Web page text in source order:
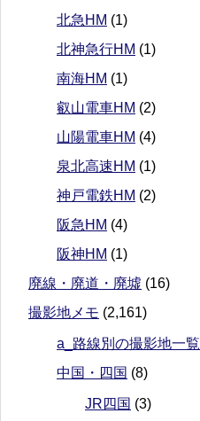
北急HM (1)
北神急行HM (1)
南海HM (1)
叡山電車HM (2)
山陽電車HM (4)
泉北高速HM (1)
神戸電鉄HM (2)
阪急HM (4)
阪神HM (1)
廃線・廃道・廃墟 (16)
撮影地メモ (2,161)
a_路線別の撮影地一覧
中国・四国 (8)
JR四国 (3)